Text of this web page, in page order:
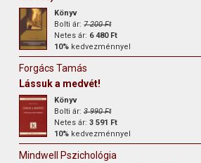
Könyv
Bolti ár:7 200 Ft
Netes ár: 6 480 Ft
10% kedvezménnyel
Forgács Tamás
Lássuk a medvét!
Könyv
Bolti ár:3 990 Ft
Netes ár:3 591 Ft
10% kedvezménnyel
Mindwell Pszichológia